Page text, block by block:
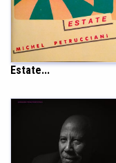
Estate...